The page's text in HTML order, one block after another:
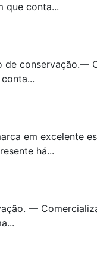
que conta...
conservação.—
em excelente
há...
—